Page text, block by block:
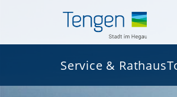
Service & Rathaus